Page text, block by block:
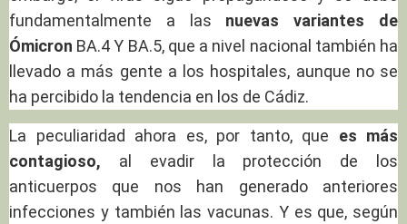
fundamentalmente a las nuevas variantes de
Ómicron BA.4 Y BA.5, que a nivel nacional también ha
llevado a más gente a los hospitales, aunque no se
ha percibido la tendencia en los de Cádiz.
La peculiaridad ahora es, por tanto, que es más
contagioso, al evadir la protección de los
anticuerpos que nos han generado anteriores
infecciones y también las vacunas. Y es que, según